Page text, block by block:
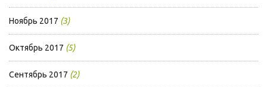
Ноябрь 2017 (3)
Октябрь 2017 (5)
Сентябрь 2017 (2)